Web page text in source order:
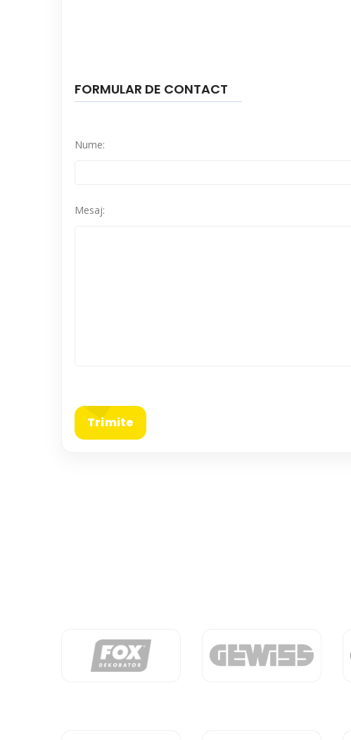
FORMULAR DE CONTACT
Nume:
Mesaj:
Trimite